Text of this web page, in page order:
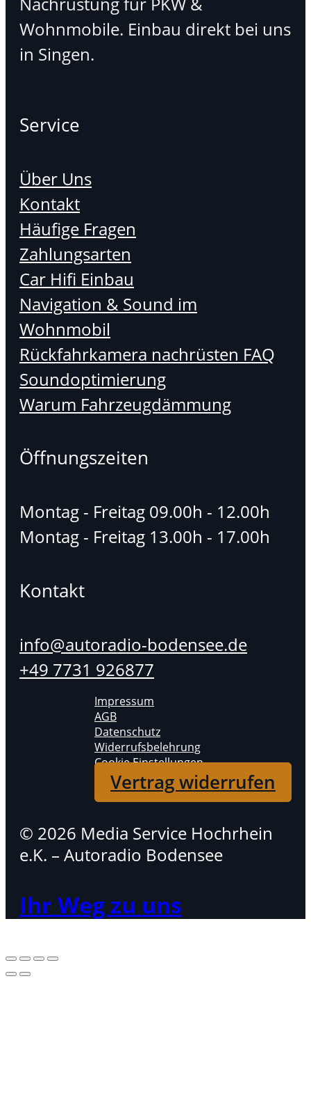
Wohnmobile. Einbau direkt bei uns
in Singen.
Service
Über Uns
Kontakt
Häufige Fragen
Zahlungsarten
Car Hifi Einbau
Navigation & Sound im
Wohnmobil
Rückfahrkamera nachrüsten FAQ
Soundoptimierung
Warum Fahrzeugdämmung
Öffnungszeiten
Montag - Freitag 09.00h - 12.00h
Montag - Freitag 13.00h - 17.00h
Kontakt
info@autoradio-bodensee.de
+49 7731 926877
Impressum
AGB
Datenschutz
Widerrufsbelehrung
Cookie Einstellungen
Vertrag widerrufen
© 2026 Media Service Hochrhein
e.K. – Autoradio Bodensee
Ihr Weg zu uns